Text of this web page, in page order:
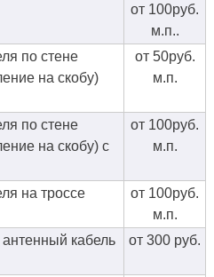
от 100руб.
м.п..
по стене
на скобу)
от 50руб.
м.п.
по стене
на скобу) с
от 100руб.
м.п.
на троссе
от 100руб.
м.п.
кабель
от 300 руб.